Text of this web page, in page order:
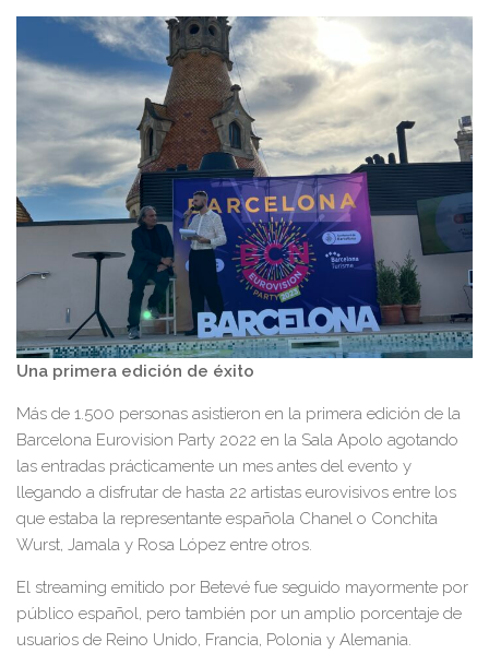
Una primera edición de éxito
Más de 1.500 personas asistieron en la primera edición de la
Barcelona Eurovision Party 2022 en la Sala Apolo agotando
las entradas prácticamente un mes antes del evento y
llegando a disfrutar de hasta 22 artistas eurovisivos entre los
que estaba la representante española Chanel o Conchita
Wurst, Jamala y Rosa López entre otros.
El streaming emitido por Betevé fue seguido mayormente por
público español, pero también por un amplio porcentaje de
usuarios de Reino Unido, Francia, Polonia y Alemania.